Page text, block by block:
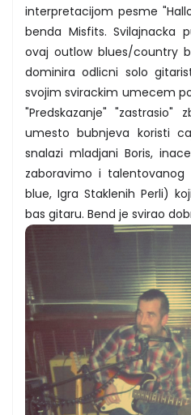
interpretacijom pesme
benda Misfits. Svilajnacka
ovaj outlow blues/country
dominira odlicni solo
svojim svirackim umecem
"Predskazanje" "zastrasio"
umesto bubnjeva koristi
snalazi mladjani Boris,
zaboravimo i
blue, Igra Staklenih Perli)
bas gitaru. Bend je svirao